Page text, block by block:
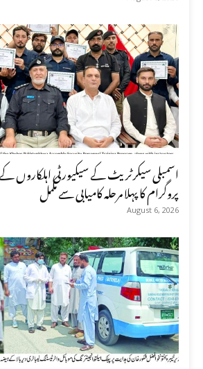
اسمبلی سیکرٹریٹ کے سیکیورٹی اہلکاروں
پروگرام کا پہلا مرحلہ کامیابی سے مکمل
August 6, 2026